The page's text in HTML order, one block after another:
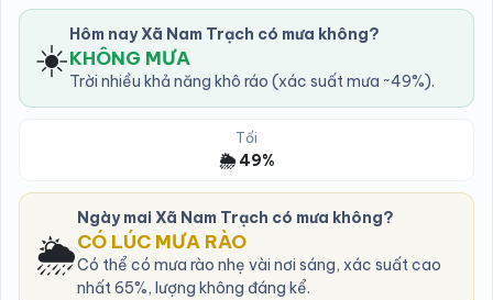
☀️ Hôm nay Xã Nam Trạch có mưa không?
KHÔNG MƯA
Trời nhiều khả năng khô ráo (xác suất mưa ~49%).
Tối
🌦️ 49%
🌦️
Ngày mai Xã Nam Trạch có mưa không?
CÓ LÚC MƯA RÀO
Có thể có mưa rào nhẹ vài nơi sáng, xác suất cao
nhất 65%, lượng không đáng kể.